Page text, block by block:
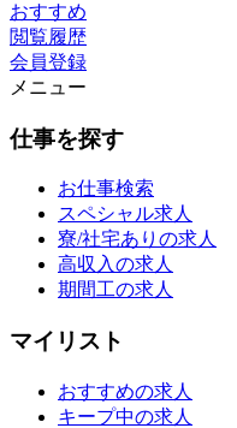
おすすめ
閲覧履歴
会員登録
メニュー
仕事を探す
お仕事検索
スペシャル求人
寮/社宅ありの求人
高収入の求人
期間工の求人
マイリスト
おすすめの求人
キープ中の求人